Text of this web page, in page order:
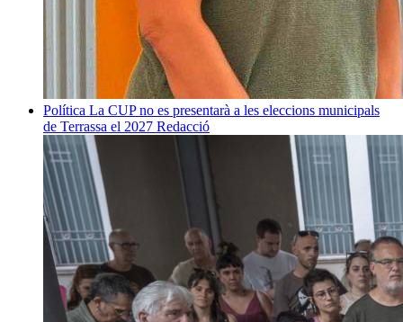
Política La CUP no es presentarà a les eleccions municipals
de Terrassa el 2027 Redacció